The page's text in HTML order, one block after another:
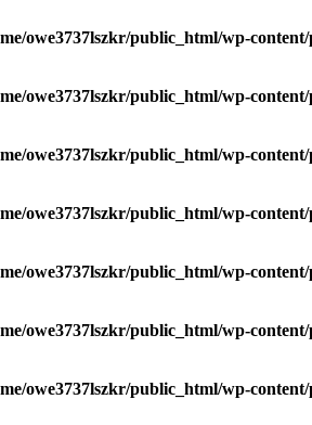
owe3737lszkr/public_html/wp-
owe3737lszkr/public_html/wp-
owe3737lszkr/public_html/wp-
owe3737lszkr/public_html/wp-
owe3737lszkr/public_html/wp-
owe3737lszkr/public_html/wp-
owe3737lszkr/public_html/wp-